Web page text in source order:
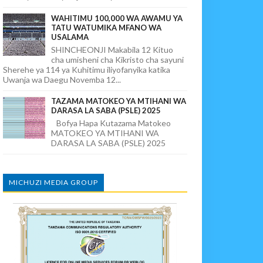
WAHITIMU 100,000 WA AWAMU YA
TATU WATUMIKA MFANO WA
USALAMA
SHINCHEONJI Makabila 12 Kituo
cha umisheni cha Kikristo cha sayuni
Sherehe ya 114 ya Kuhitimu iliyofanyika katika
Uwanja wa Daegu Novemba 12...
TAZAMA MATOKEO YA MTIHANI WA
DARASA LA SABA (PSLE) 2025
Bofya Hapa Kutazama Matokeo
MATOKEO YA MTIHANI WA
DARASA LA SABA (PSLE) 2025
MICHUZI MEDIA GROUP